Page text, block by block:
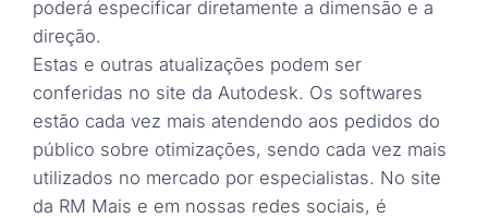
poderá especificar diretamente a dimensão e a
direção.
Estas e outras atualizações podem ser
conferidas no site da Autodesk. Os softwares
estão cada vez mais atendendo aos pedidos do
público sobre otimizações, sendo cada vez mais
utilizados no mercado por especialistas. No site
da RM Mais e em nossas redes sociais, é